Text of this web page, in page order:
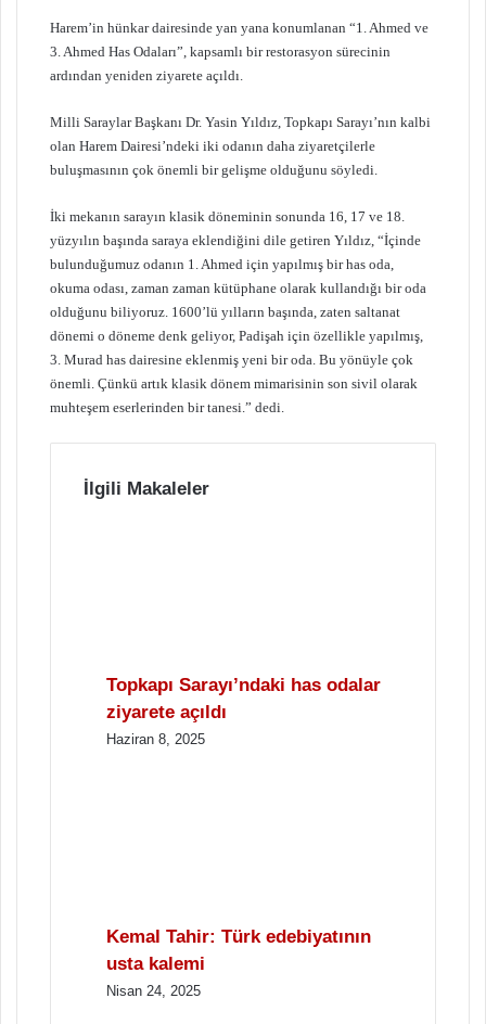
Harem’in hünkar dairesinde yan yana konumlanan “1. Ahmed ve
3. Ahmed Has Odaları”, kapsamlı bir restorasyon sürecinin
ardından yeniden ziyarete açıldı.
Milli Saraylar Başkanı Dr. Yasin Yıldız, Topkapı Sarayı’nın kalbi
olan Harem Dairesi’ndeki iki odanın daha ziyaretçilerle
buluşmasının çok önemli bir gelişme olduğunu söyledi.
İki mekanın sarayın klasik döneminin sonunda 16, 17 ve 18.
yüzyılın başında saraya eklendiğini dile getiren Yıldız, “İçinde
bulunduğumuz odanın 1. Ahmed için yapılmış bir has oda,
okuma odası, zaman zaman kütüphane olarak kullandığı bir oda
olduğunu biliyoruz. 1600’lü yılların başında, zaten saltanat
dönemi o döneme denk geliyor, Padişah için özellikle yapılmış,
3. Murad has dairesine eklenmiş yeni bir oda. Bu yönüyle çok
önemli. Çünkü artık klasik dönem mimarisinin son sivil olarak
muhteşem eserlerinden bir tanesi.” dedi.
İlgili Makaleler
Topkapı Sarayı’ndaki has odalar
ziyarete açıldı
Haziran 8, 2025
Kemal Tahir: Türk edebiyatının
usta kalemi
Nisan 24, 2025